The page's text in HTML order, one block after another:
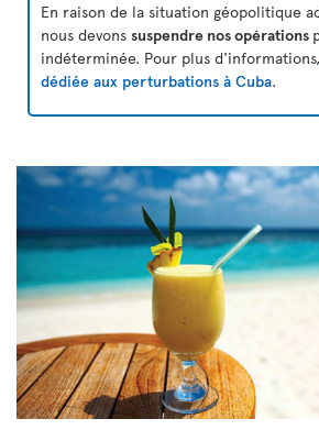
En raison de la situation géopolitique
nous devons suspendre nos opérations
indéterminée. Pour plus d'informations,
dédiée aux perturbations à Cuba.